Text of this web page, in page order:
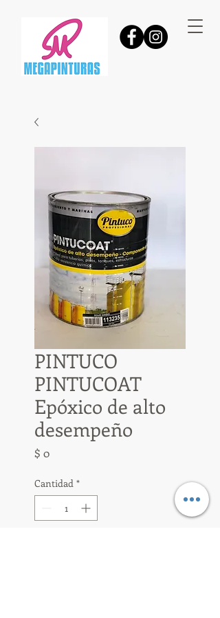
PINTUCO
PINTUCOAT
Epóxico de alto
desempeño
$ 0Precio
Cantidad *